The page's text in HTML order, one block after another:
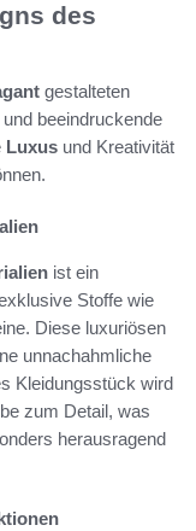
des
gestalteten
beeindruckende
Luxus und Kreativität
ist ein
Stoffe wie
Diese luxuriösen
unnachahmliche
Kleidungsstück wird
zum Detail, was
herausragend